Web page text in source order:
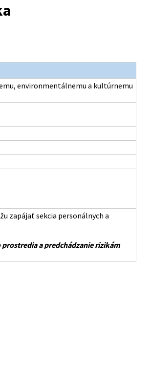
environmentálnemu a kultúrnemu
zapájať sekcia personálnych a
a predchádzanie rizikám